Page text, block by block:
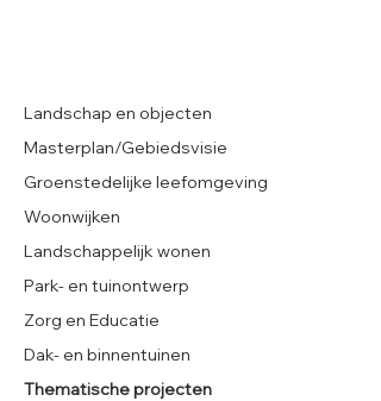
Landschap en objecten
Masterplan/Gebiedsvisie
Groenstedelijke leefomgeving
Woonwijken
Landschappelijk wonen
Park- en tuinontwerp
Zorg en Educatie
Dak- en binnentuinen
Thematische projecten